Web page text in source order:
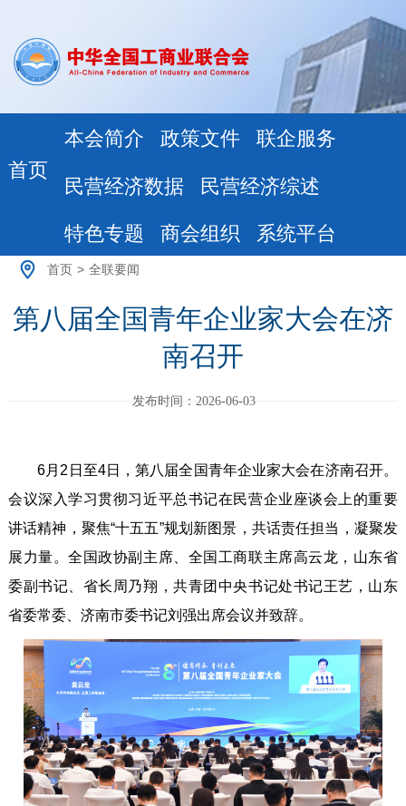
首页
本会简介 政策文件 联企服务
民营经济数据 民营经济综述
特色专题 商会组织 系统平台
首页 > 全联要闻
第八届全国青年企业家大会在济
南召开
发布时间：2026-06-03
6月2日至4日，第八届全国青年企业家大会在济南召开。
会议深入学习贯彻习近平总书记在民营企业座谈会上的重要
讲话精神，聚焦“十五五”规划新图景，共话责任担当，凝聚发
展力量。全国政协副主席、全国工商联主席高云龙 ，山东省
委副书记、省长周乃翔，共青团中央书记处书记王艺，山东
省委常委、济南市委书记刘强出席会议并致辞。